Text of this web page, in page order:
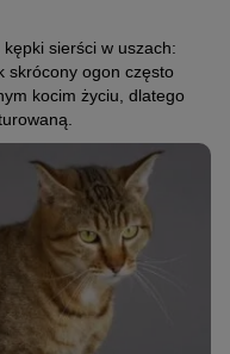
sierści w uszach:
skrócony ogon często
kocim życiu, dlatego